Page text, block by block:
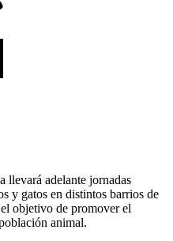
llevará adelante jornadas
y gatos en distintos barrios de
objetivo de promover el
animal.